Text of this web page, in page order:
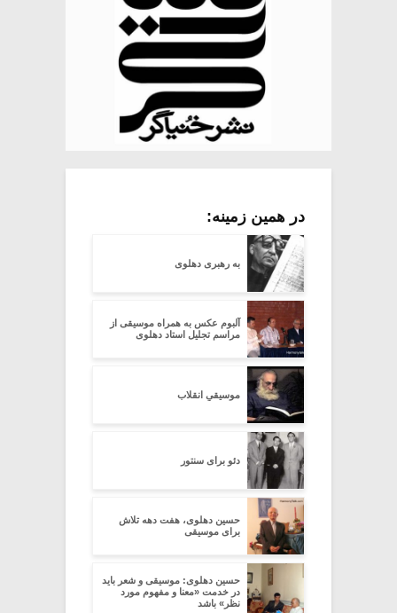
در همین زمینه:
به رهبری دهلوی
آلبوم عکس به همراه موسیقی از
مراسم تجلیل استاد دهلوی
موسیقیِ انقلاب
دئو برای سنتور
حسین دهلوی، هفت دهه تلاش
برای موسیقی
حسین دهلوی: موسیقی و شعر باید
در خدمت «معنا و مفهوم مورد
نظر» باشد